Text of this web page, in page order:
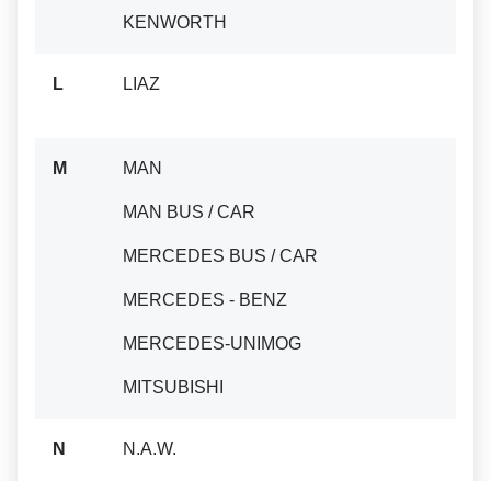
KENWORTH
L LIAZ
M MAN
MAN BUS / CAR
MERCEDES BUS / CAR
MERCEDES - BENZ
MERCEDES-UNIMOG
MITSUBISHI
N N.A.W.